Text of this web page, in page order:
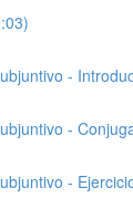
-
-
-